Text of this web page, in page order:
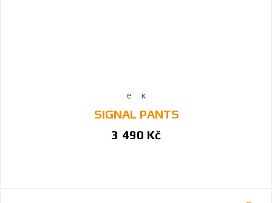
SIGNAL PANTS
3 490 Kč